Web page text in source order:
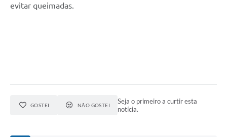
evitar queimadas.
GOSTEI NÃO GOSTEI
Seja o primeiro a curtir esta
notícia.